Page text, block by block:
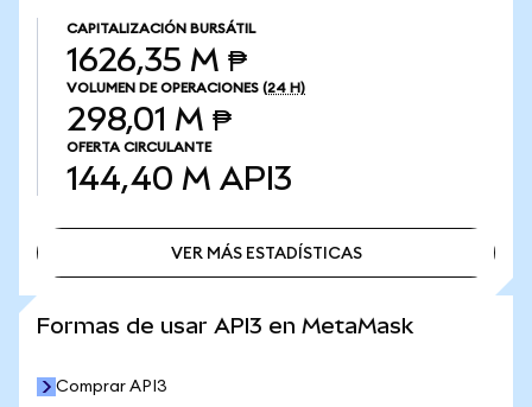
CAPITALIZACIÓN BURSÁTIL
1626,35 M ₱
VOLUMEN DE OPERACIONES (24 H)
298,01 M ₱
OFERTA CIRCULANTE
144,40 M API3
VER MÁS ESTADÍSTICAS
Formas de usar API3 en MetaMask
Comprar API3